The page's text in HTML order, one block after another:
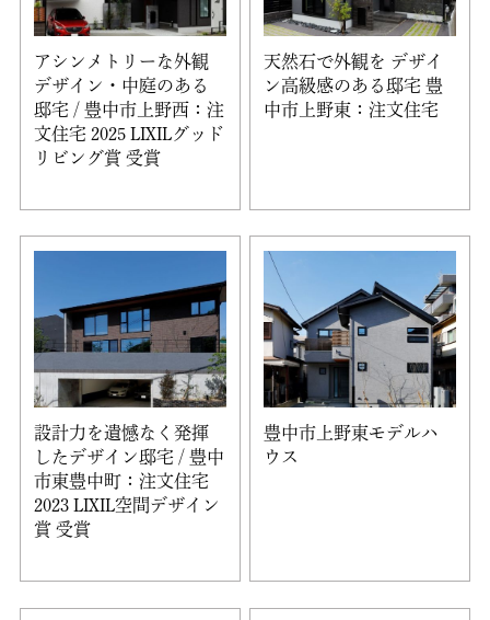
アシンメトリーな外観
デザイン・中庭のある
邸宅 / 豊中市上野西：注
文住宅 2025 LIXILグッド
リビング賞 受賞
天然石で外観を デザイ
ン高級感のある邸宅 豊
中市上野東：注文住宅
設計力を遺憾なく発揮
したデザイン邸宅 / 豊中
市東豊中町：注文住宅
2023 LIXIL空間デザイン
賞 受賞
豊中市上野東モデルハ
ウス